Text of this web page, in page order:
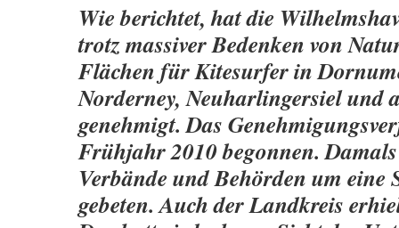
Wie berichtet, hat die
trotz massiver Bedenken von
Flächen für Kitesurfer in
Norderney, Neuharlingersiel und
genehmigt. Das
Frühjahr 2010 begonnen.
Verbände und Behörden um eine
gebeten. Auch der Landkreis